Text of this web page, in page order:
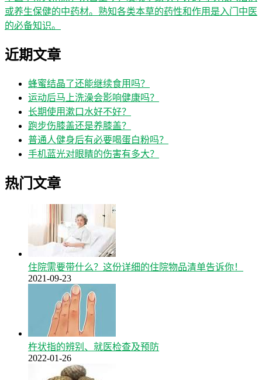
或养生保健的中药材。熟知各类本草的药性和作用是入门中医
的必备知识。
近期文章
蜂蜜结晶了还能继续食用吗？
运动后马上洗澡会影响健康吗？
长期使用漱口水好不好？
跑步伤膝盖还是养膝盖？
普通人健身后有必要喝蛋白粉吗？
手机蓝光对眼睛的伤害有多大？
热门文章
住院需要带什么？这份详细的住院物品清单告诉你！
2021-09-23
杵状指的辨别、就医检查及预防
2022-01-26